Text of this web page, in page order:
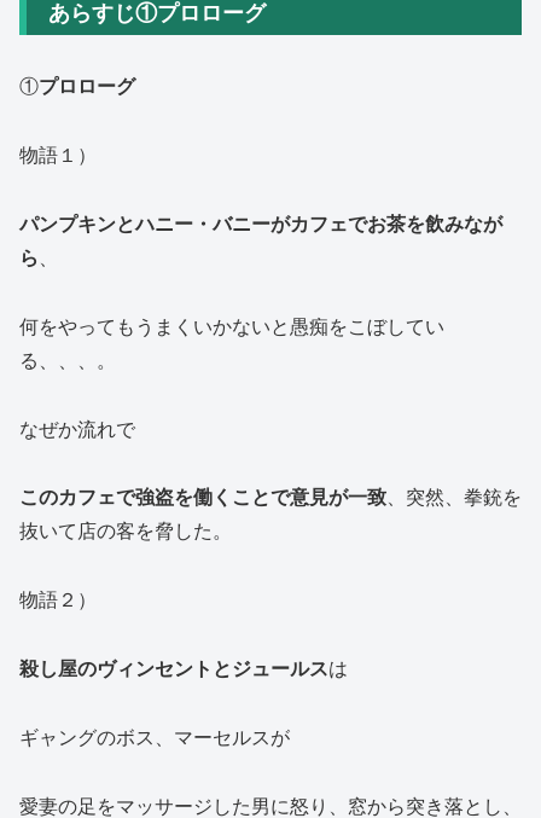
あらすじ①プロローグ
①プロローグ
物語１）
パンプキンとハニー・バニーがカフェでお茶を飲みなが
ら
何をやってもうまくいかないと愚痴をこぼしてい
る、、、。
なぜか流れで
このカフェで強盗を働くことで意見が一致、 突然、拳銃を
抜いて店の客を脅した。
物語２）
殺し屋のヴィンセントとジュールスは
ギャングのボス、マーセルスが
愛妻の足をマッサージした男に怒り、窓から突き落とし、